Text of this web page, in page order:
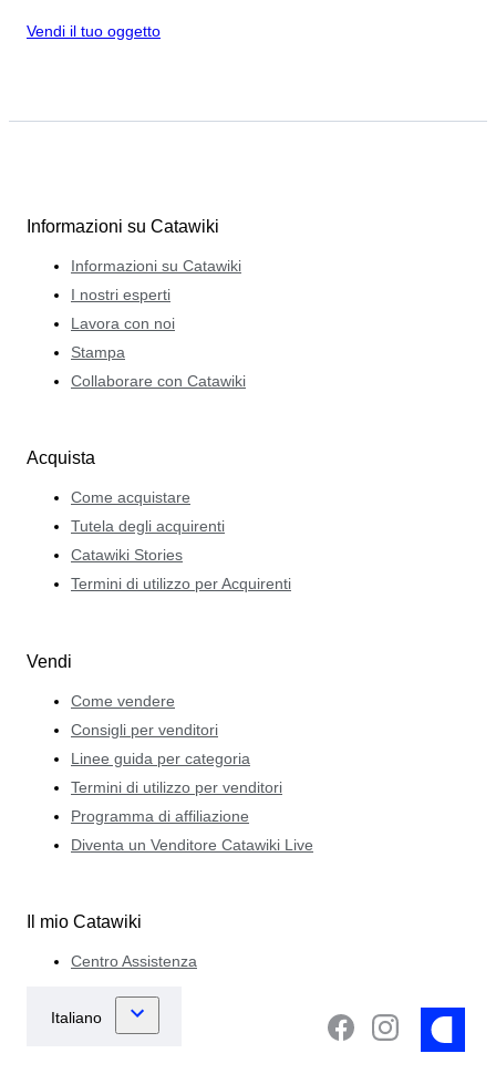
Vendi il tuo oggetto
Informazioni su Catawiki
Informazioni su Catawiki
I nostri esperti
Lavora con noi
Stampa
Collaborare con Catawiki
Acquista
Come acquistare
Tutela degli acquirenti
Catawiki Stories
Termini di utilizzo per Acquirenti
Vendi
Come vendere
Consigli per venditori
Linee guida per categoria
Termini di utilizzo per venditori
Programma di affiliazione
Diventa un Venditore Catawiki Live
Il mio Catawiki
Centro Assistenza